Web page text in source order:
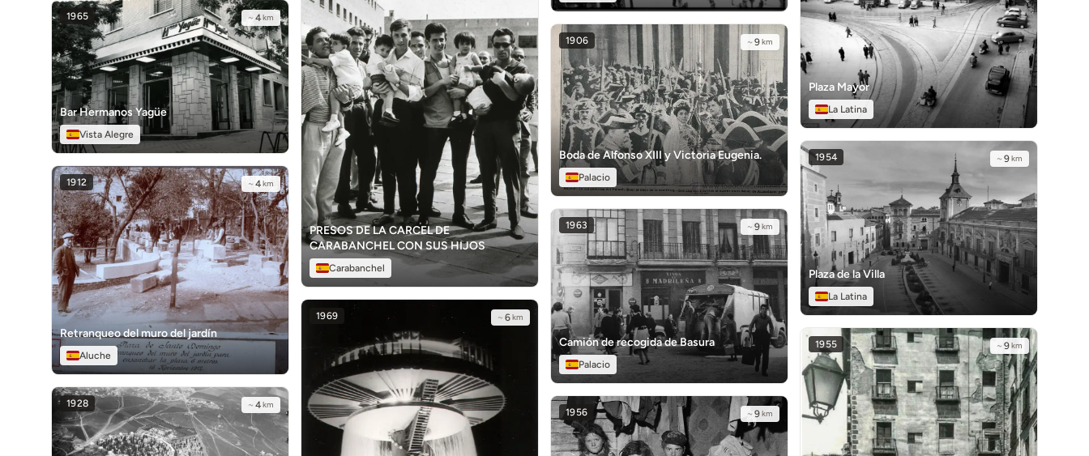
1965 ~4km
Bar Hermanos Yagüe
Vista Alegre
1912 ~ 4km
Retranqueo del muro del jardín
Aluche
1928 ~ 4km
PRESOS DE LA CARCEL DE
CARABANCHEL CON SUS HIJOS
Carabanchel
1969 ~ 6km
1906 ~ 9km
Boda de Alfonso XIII y Victoria Eugenia.
Palacio
1963 ~ 9km
Camión de recogida de Basura
Palacio
1956 ~ 9km
Plaza Mayor
La Latina
1954 ~ 9km
Plaza de la Villa
La Latina
1955 ~ 9km